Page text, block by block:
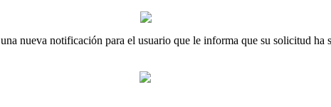
una nueva notificación para el usuario que le informa que su solicitud ha